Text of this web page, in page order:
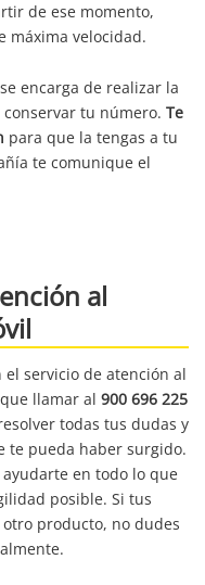
de ese momento,
máxima velocidad.
encarga de realizar la
tu número. Te
para que la tengas a tu
te comunique el
al
servicio de atención al
llamar al 900 696 225
todas tus dudas y
te pueda haber surgido.
en todo lo que
posible. Si tus
producto, no dudes